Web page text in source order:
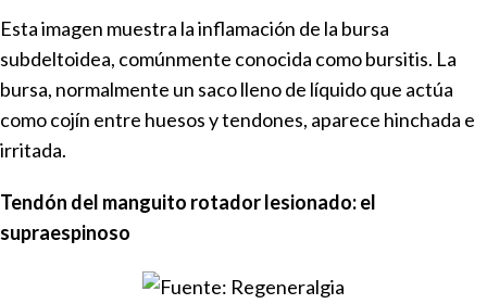
Esta imagen muestra la inflamación de la bursa
subdeltoidea, comúnmente conocida como bursitis. La
bursa, normalmente un saco lleno de líquido que actúa
como cojín entre huesos y tendones, aparece hinchada e
irritada.
Tendón del manguito rotador lesionado: el
supraespinoso